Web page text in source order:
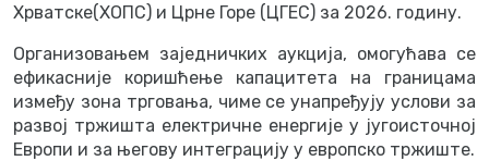
Хрватске(ХОПС) и Црне Горе (ЦГЕС) за 2026. годину.
Организовањем заједничких аукција, омогућава се
ефикасније коришћење капацитета на границама
између зона трговања, чиме се унапређују услови за
развој тржишта електричне енергије у југоисточној
Европи и за његову интеграцију у европско тржиште.